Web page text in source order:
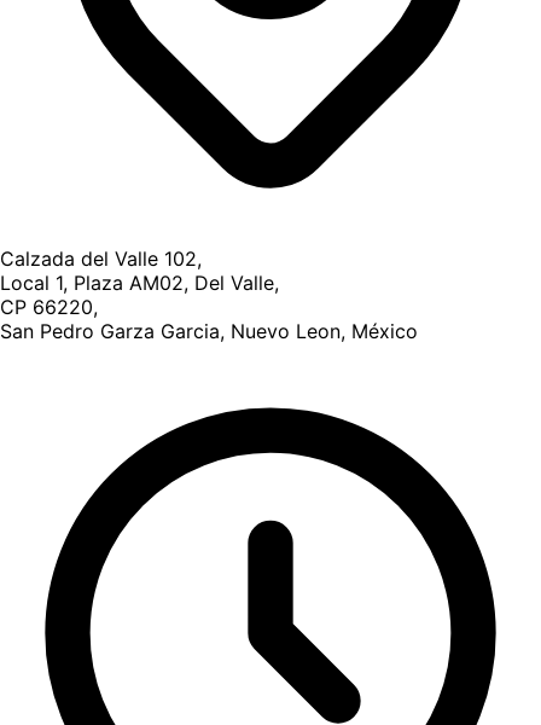
Calzada del Valle 102,
Local 1, Plaza AM02, Del Valle,
CP 66220,
San Pedro Garza Garcia, Nuevo Leon, México